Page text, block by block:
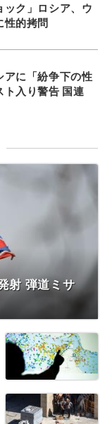
ック」ロシア、ウ
性的拷問
アに「紛争下の性
ト入り警告 国連
射 弾道ミサ